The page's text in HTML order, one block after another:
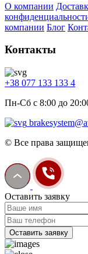
О компании
компании Блог
Контакты
+38 077 133 133 4
Пн-Сб с 8:00 до
© Все права
Оставить заявку
Оставить заявку